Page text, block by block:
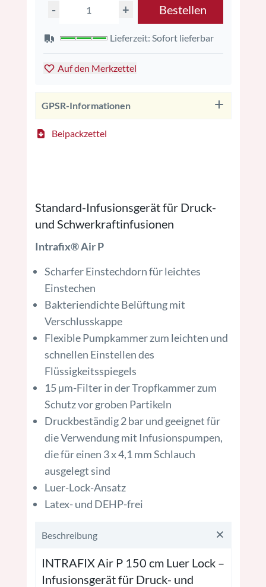
- + Bestellen
Lieferzeit: Sofort lieferbar
Auf den Merkzettel
GPSR-Informationen
Beipackzettel
Standard-Infusionsgerät für Druck-
und Schwerkraftinfusionen
Intrafix® Air P
Scharfer Einstechdorn für leichtes
Einstechen
Bakteriendichte Belüftung mit
Verschlusskappe
Flexible Pumpkammer zum leichten und
schnellen Einstellen des
Flüssigkeitsspiegels
15 µm-Filter in der Tropfkammer zum
Schutz vor groben Partikeln
Druckbeständig 2 bar und geeignet für
die Verwendung mit Infusionspumpen,
die für einen 3 x 4,1 mm Schlauch
ausgelegt sind
Luer-Lock-Ansatz
Latex- und DEHP-frei
Beschreibung
INTRAFIX Air P 150 cm Luer Lock –
Infusionsgerät für Druck- und